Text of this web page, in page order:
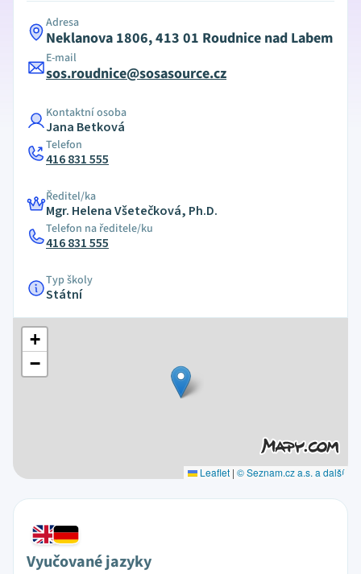
Adresa
Neklanova 1806, 413 01 Roudnice nad Labem
E-mail
sos.roudnice@sosasource.cz
Kontaktní osoba
Jana Betková
Telefon
416 831 555
Ředitel/ka
Mgr. Helena Všetečková, Ph.D.
Telefon na ředitele/ku
416 831 555
Typ školy
Státní
+
−
Leaflet | © Seznam.cz a.s. a další
Vyučované jazyky